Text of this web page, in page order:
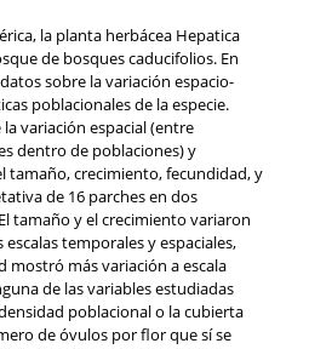
la planta herbácea Hepatica
de bosques caducifolios. En
sobre la variación espacio-
poblacionales de la especie.
variación espacial (entre
dentro de poblaciones) y
tamaño, crecimiento, fecundidad, y
de 16 parches en dos
tamaño y el crecimiento variaron
temporales y espaciales,
mostró más variación a escala
de las variables estudiadas
poblacional o la cubierta
de óvulos por flor que sí se